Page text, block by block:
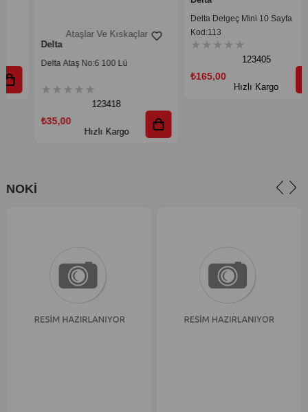
Ataşlar Ve Kıskaçlar
Delta Ataş No:6 100 Lü
★ ★★★
123418
₺35,00
Hızlı Kargo
Delta Delgeç Mini 10 Sayfa
Kod:113
★★★
123405
₺165,00
Hızlı Kargo
NOKİ